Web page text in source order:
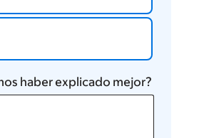
haber explicado mejor?